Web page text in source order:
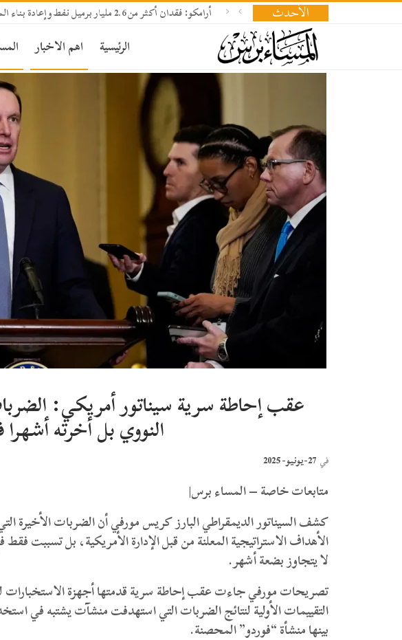
الأحدث أرامكو: فقدان أكثر من 2.6 مليار برميل نفط وإعادة بناء المخزونات تحتاج 18 شهرا
الرئيسية اهم الاخبار
عقب إحاطة سرية سيناتور أمريكي:
النووي بل أخرته
في 27-يونيو- 2025
متابعات خاصة – المساء برس|
كشف السيناتور الديمقراطي البارز كريس مورفي أن الضربات الأخيرة
الأهداف الاستراتيجية المعلنة من قبل الإدارة الأمريكية، بل تسببت فقط
لا يتجاوز بضعة أشهر.
تصريحات مورفي جاءت عقب إحاطة سرية قدمتها أجهزة الاستخبارات
التقييمات الأولية لنتائج الضربات التي استهدفت منشآت يشتبه في
بينها منشأة “فوردو” المحصنة.